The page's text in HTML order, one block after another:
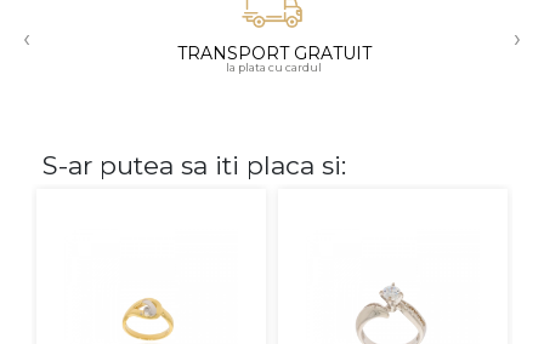
18K
‹ TRANSPORT GRATUIT
la plata cu cardul
›
S-ar putea sa iti placa si: